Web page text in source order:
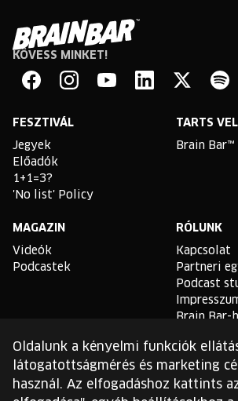
Brain
Bar
KÖVESS MINKET!
FESZTIVÁL
Jegyek
Előadók
1+1=3?
'No list' Policy
TARTS
Brain
MAGAZIN
Videók
Podcastek
RÓLUNK
Kapcsolat
Partneri
Podcast
Brain Bar-
TLDR
Általános Szerződési
Feltételek
Oldalunk a kényelmi funkciók
látogatottságmérés és marketing
használ. Az elfogadáshoz kattints